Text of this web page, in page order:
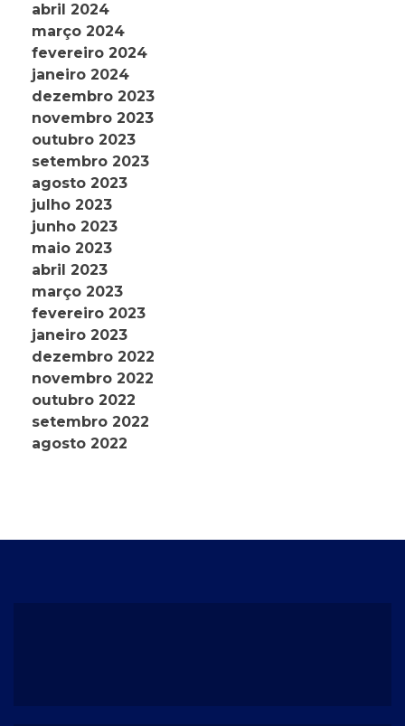
abril 2024
março 2024
fevereiro 2024
janeiro 2024
dezembro 2023
novembro 2023
outubro 2023
setembro 2023
agosto 2023
julho 2023
junho 2023
maio 2023
abril 2023
março 2023
fevereiro 2023
janeiro 2023
dezembro 2022
novembro 2022
outubro 2022
setembro 2022
agosto 2022